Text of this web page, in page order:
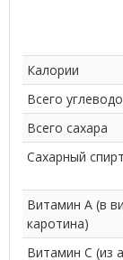
Калории
Всего
Всего сахара
Сахарный спирт
Витамин A (в
каротина)
Витамин C (из